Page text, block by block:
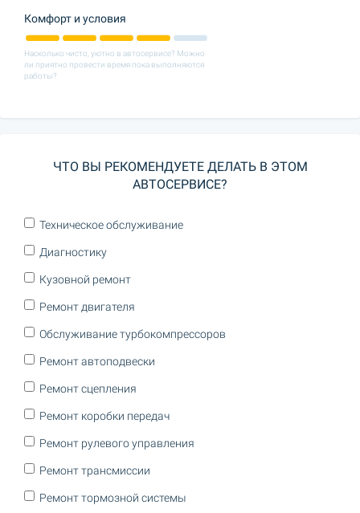
Комфорт и условия
Насколько чисто, уютно в автосервисе? Можно
ли приятно провести время пока выполняются
работы?
ЧТО ВЫ РЕКОМЕНДУЕТЕ ДЕЛАТЬ В ЭТОМ
АВТОСЕРВИСЕ?
Техническое обслуживание
Диагностику
Кузовной ремонт
Ремонт двигателя
Обслуживание турбокомпрессоров
Ремонт автоподвески
Ремонт сцепления
Ремонт коробки передач
Ремонт рулевого управления
Ремонт трансмиссии
Ремонт тормозной системы